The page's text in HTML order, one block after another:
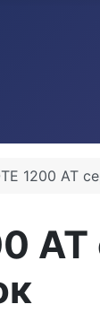
1200 AT